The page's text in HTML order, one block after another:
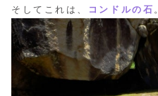
そしてこれは、 コンドルの石